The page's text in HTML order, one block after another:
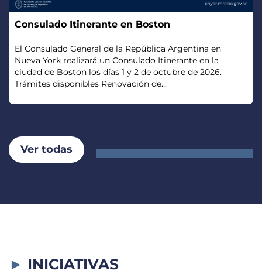
Consulado Itinerante en Boston
El Consulado General de la República Argentina en
Nueva York realizará un Consulado Itinerante en la
ciudad de Boston los días 1 y 2 de octubre de 2026.
Trámites disponibles Renovación de...
Ver todas
INICIATIVAS